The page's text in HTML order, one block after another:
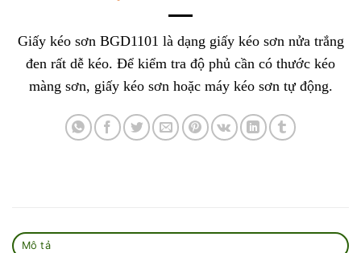
Giấy kéo sơn BGD1101 là dạng giấy kéo sơn nửa trắng
đen rất dễ kéo. Để kiểm tra độ phủ cần có thước kéo
màng sơn, giấy kéo sơn hoặc máy kéo sơn tự động.
Mô tả